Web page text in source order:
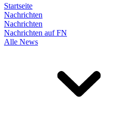
Startseite
Nachrichten
Nachrichten
Nachrichten auf FN
Alle News